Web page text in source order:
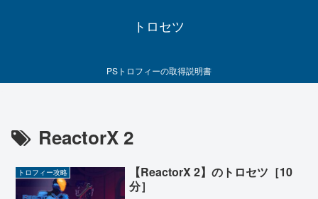
トロセツ
PSトロフィーの取得説明書
ReactorX 2
トロフィー攻略
【ReactorX 2】のトロセツ［10
分］